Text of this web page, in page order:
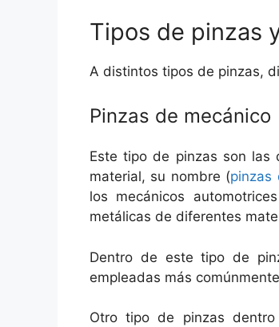
Tipos de pinzas
A distintos tipos de pinzas,
Pinzas de mecánico
Este tipo de pinzas son las
material, su nombre (pinzas
los mecánicos
metálicas de diferentes
Dentro de este tipo de
empleadas más
Otro tipo de pinzas